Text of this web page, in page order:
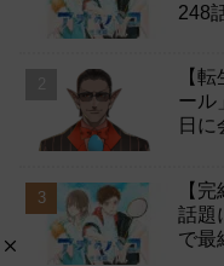
248
【
ール
日に
【
話題
で最